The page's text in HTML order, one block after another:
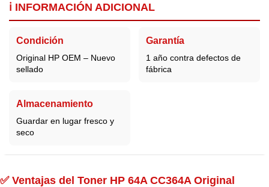
ℹ️ INFORMACIÓN ADICIONAL
Condición
Original HP OEM – Nuevo
sellado
Garantía
1 año contra defectos de
fábrica
Almacenamiento
Guardar en lugar fresco y
seco
✅ Ventajas del Toner HP 64A CC364A Original